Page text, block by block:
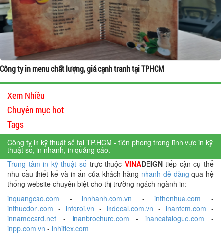
Công ty in menu chất lượng, giá cạnh tranh tại TPHCM
Xem Nhiều
Chuyên mục hot
Tags
Công ty in kỹ thuật số tại TP.HCM - tiên phong trong lĩnh vực in kỹ
thuật số, in nhanh, in quảng cáo.
Trung tâm in kỹ thuật số trực thuộc VINADEIGNtiếp cận cụ thể
nhu cầu thiết kế và in ấn của khách hàng nhanh dễ dàng qua hệ
thống website chuyên biệt cho thị trường ngách ngành in:
inquangcao.com -innhanh.com.vn -inthenhua.com -
inthucdon.com - intoroi.vn - indecal.com.vn - inantem.com -
innamecard.net - inanbrochure.com -inancatalogue.com -
inpp.com.vn - inhiflex.com